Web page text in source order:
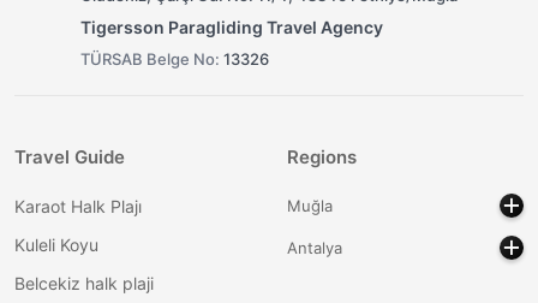
Tigersson Paragliding Travel Agency
TÜRSAB Belge No: 13326
Travel Guide
Karaot Halk Plajı
Kuleli Koyu
Belcekiz halk plaji
Regions
Muğla
Antalya